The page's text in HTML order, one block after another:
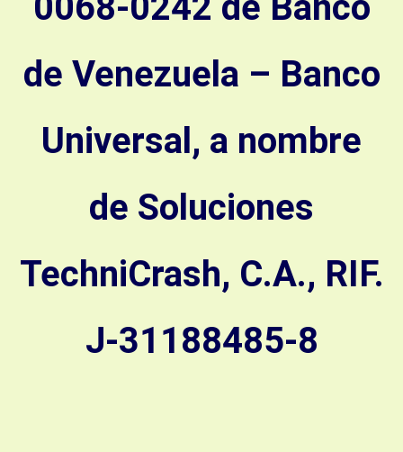
de Venezuela – Banco
Universal, a nombre
de Soluciones
TechniCrash, C.A., RIF.
J-31188485-8